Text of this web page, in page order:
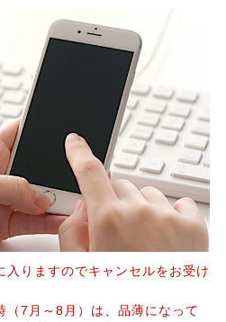
りますのでキャンセルをお受け
7月～8月）は、品薄になって